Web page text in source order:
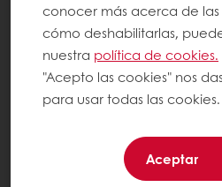
conocer más acerca de
cómo deshabilitarlas,
nuestra política de cookies.
"Acepto las cookies" nos
para usar todas las cookies.
Aceptar